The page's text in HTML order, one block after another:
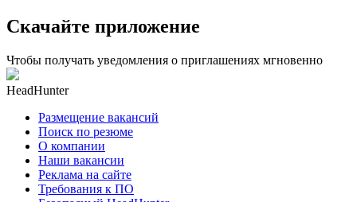
Скачайте приложение
Чтобы получать уведомления о приглашениях мгновенно
HeadHunter
Размещение вакансий
Поиск по резюме
О компании
Наши вакансии
Реклама на сайте
Требования к ПО